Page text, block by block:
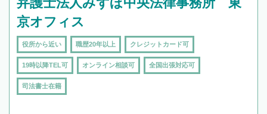
京オフィス
役所から近い 職歴20年以上 クレジットカード可
19時以降TEL可 オンライン相談可 全国出張対応可
司法書士在籍